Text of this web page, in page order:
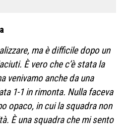
ma è difficile dopo un
È vero che c’è stata la
venivamo anche da una
1-1 in rimonta. Nulla faceva
opaco, in cui la squadra non
È una squadra che mi sento